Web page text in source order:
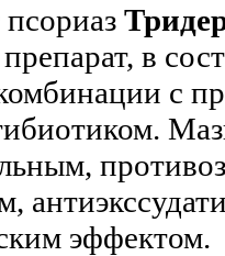
в
с
эффектом.